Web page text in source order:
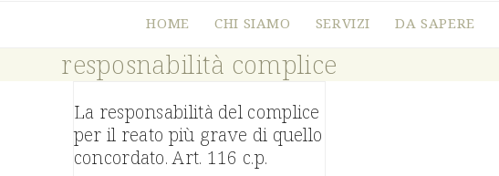
HOME CHI SIAMO SERVIZI DA SAPERE
resposnabilità complice
La responsabilità del complice
per il reato più grave di quello
concordato. Art. 116 c.p.